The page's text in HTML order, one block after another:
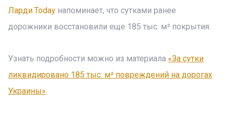
Ларди.Today напоминает, что сутками ранее
дорожники восстановили еще 185 тыс. м² покрытия.
Узнать подробности можно из материала «За сутки
ликвидировано 185 тыс. м² повреждений на дорогах
Украины».